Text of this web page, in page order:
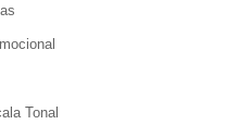
Tonal